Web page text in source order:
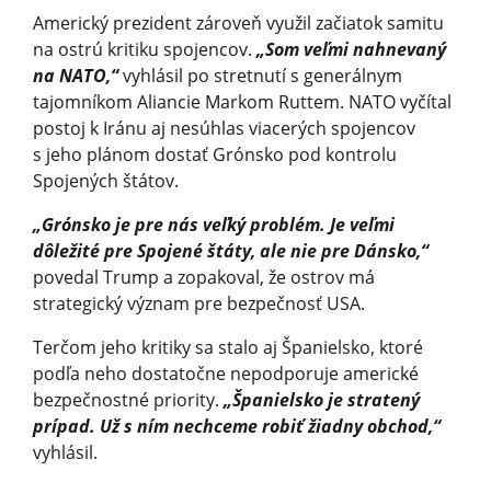
Americký prezident zároveň využil začiatok samitu
na ostrú kritiku spojencov. „Som veľmi nahnevaný
na NATO,“vyhlásil po stretnutí s generálnym
tajomníkom Aliancie Markom Ruttem. NATO vyčítal
postoj k Iránu aj nesúhlas viacerých spojencov
s jeho plánom dostať Grónsko pod kontrolu
Spojených štátov.
„Grónsko je pre nás veľký problém. Je veľmi
dôležité pre Spojené štáty, ale nie pre Dánsko,“
povedal Trump a zopakoval, že ostrov má
strategický význam pre bezpečnosť USA.
Terčom jeho kritiky sa stalo aj Španielsko, ktoré
podľa neho dostatočne nepodporuje americké
bezpečnostné priority. „Španielsko je stratený
prípad. Už s ním nechceme robiť žiadny obchod,“
vyhlásil.